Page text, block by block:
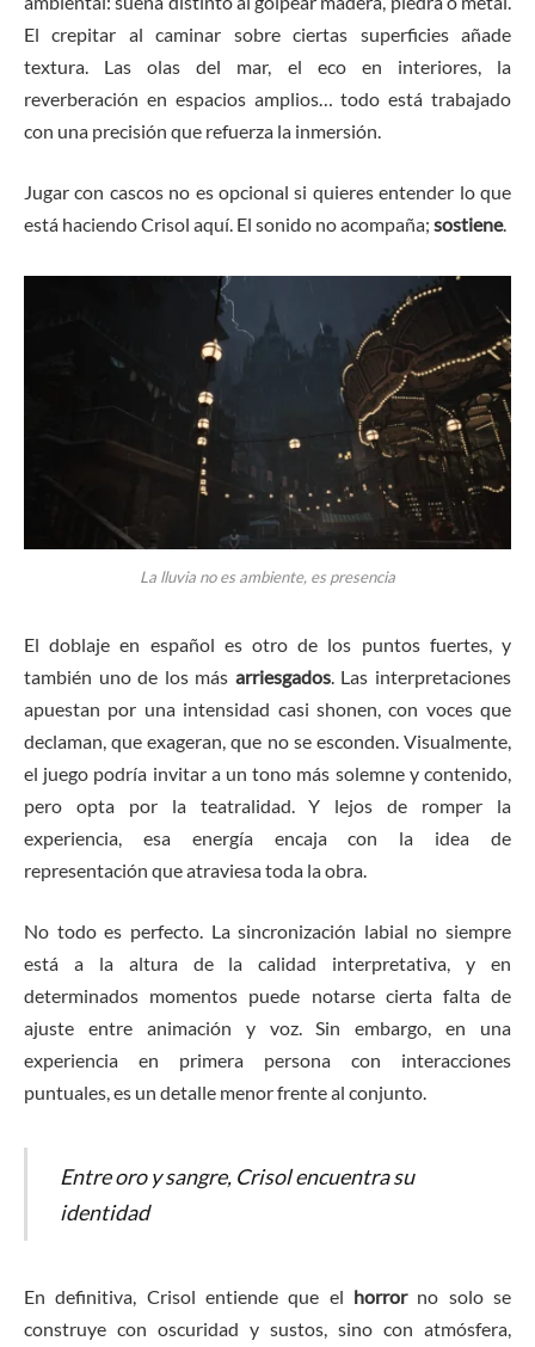
El crepitar al caminar sobre ciertas superficies añade
textura. Las olas del mar, el eco en interiores, la
reverberación en espacios amplios… todo está trabajado
con una precisión que refuerza la inmersión.
Jugar con cascos no es opcional si quieres entender lo que
está haciendo Crisol aquí. El sonido no acompaña; sostiene.
La lluvia no es ambiente, es presencia
El doblaje en español es otro de los puntos fuertes, y
también uno de los más arriesgados. Las interpretaciones
apuestan por una intensidad casi shonen, con voces que
declaman, que exageran, que no se esconden. Visualmente,
el juego podría invitar a un tono más solemne y contenido,
pero opta por la teatralidad. Y lejos de romper la
experiencia, esa energía encaja con la idea de
representación que atraviesa toda la obra.
No todo es perfecto. La sincronización labial no siempre
está a la altura de la calidad interpretativa, y en
determinados momentos puede notarse cierta falta de
ajuste entre animación y voz. Sin embargo, en una
experiencia en primera persona con interacciones
puntuales, es un detalle menor frente al conjunto.
Entre oro y sangre, Crisol encuentra su
identidad
En definitiva, Crisol entiende que el horrorno solo se
construye con oscuridad y sustos, sino con atmósfera,